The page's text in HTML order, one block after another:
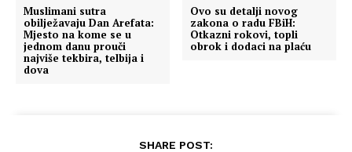
Muslimani sutra
obilježavaju Dan Arefata:
Mjesto na kome se u
jednom danu prouči
najviše tekbira, telbija i
dova
Ovo su detalji novog
zakona o radu FBiH:
Otkazni rokovi, topli
obrok i dodaci na plaću
SHARE POST: